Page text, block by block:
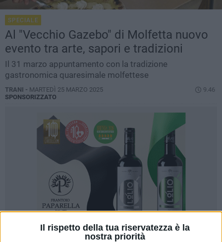
Il rispetto della tua riservatezza è la
nostra priorità
SPECIALE
Al "Vecchio Gazebo" di Molfetta nuovo
evento tra arte, sapori e tradizioni
Il 31 marzo appuntamento con la tradizione
gastronomica quaresimale molfettese
TRANI - MARTEDÌ 25 MARZO 2025
9.46
SPONSORIZZATO